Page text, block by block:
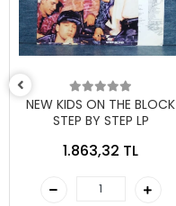
NEW KIDS ON THE BLOCK
STEP BY STEP LP
1.863,32 TL